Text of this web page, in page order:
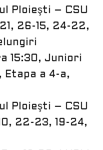
Ploieşti – CSU
21, 26-15, 24-22,
15:30, Juniori
Etapa a 4-a,
Ploieşti – CSU
22-23, 19-24,